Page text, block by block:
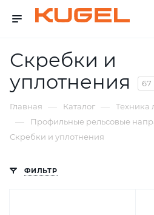
Скребки и
уплотнения
67
Главная — Каталог —
— Профильные рельсовые
Скребки и уплотнения
ФИЛЬТР